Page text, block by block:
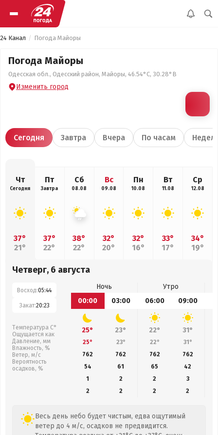
24 Канал Погода Майоры
Погода Майоры
Одесская обл., Одесский район, Майоры, 46.54°С, 30.28°В
Изменить город
Сегодня Завтра Вчера По часам
Чт
Сегодня
37°
21°
Пт
Завтра
37°
22°
Сб
08.08
38°
22°
Вс
09.08
32°
20°
Пн
10.08
32°
16°
Вт
11.08
33°
17°
Ср
12.08
34°
19°
Четверг, 6 августа
Восход:05:44
Закат:20:23
Температура С°
Ощущается как
Давление, мм
Влажность, %
Ветер, м/с
Вероятность
осадков, %
Ночь
Утро
00:00
03:00 06:00 09:00
25° 23° 22° 31°
25° 23° 22° 31°
762
762 762 762
54
61 65 42
1
2 2
3
2
2 2 2
Весь день небо будет чистым, едва ощутимый
ветер до 4 м/с, осадков не предвидится.